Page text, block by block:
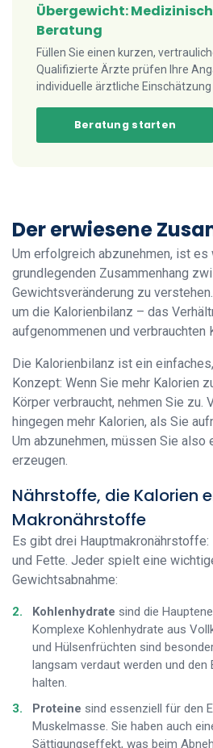
Übergewicht:
Beratung
Füllen Sie einen kurzen,
Qualifizierte Ärzte prüfen Ihre
individuelle ärztliche Einschätzung
Beratung starten
Der erwiesene
Um erfolgreich abzunehmen, ist es
grundlegenden Zusammenhang
Gewichtsveränderung zu
um die Kalorienbilanz – das
aufgenommenen und verbrauchten
Die Kalorienbilanz ist ein
Konzept: Wenn Sie mehr Kalorien
Körper verbraucht, nehmen Sie zu.
hingegen mehr Kalorien, als Sie
Um abzunehmen, müssen Sie also
erzeugen.
Nährstoffe, die Kalorien
Makronährstoffe
Es gibt drei
und Fette. Jeder spielt eine
Gewichtsabnahme:
Kohlenhydrate sind die
Komplexe Kohlenhydrate aus
und Hülsenfrüchten sind
langsam verdaut werden und den
halten.
Proteine sind essenziell für den
Muskelmasse. Sie haben auch
Sättigungseffekt, was beim